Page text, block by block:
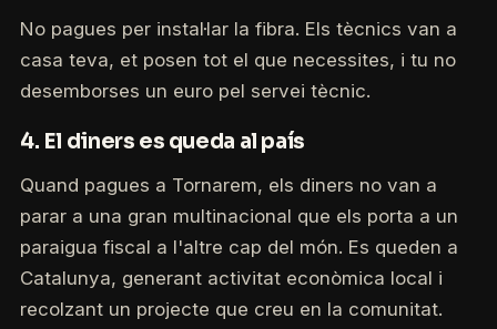
No pagues per instal·lar la fibra. Els tècnics van a
casa teva, et posen tot el que necessites, i tu no
desemborses un euro pel servei tècnic.
4. El diners es queda al país
Quand pagues a Tornarem, els diners no van a
parar a una gran multinacional que els porta a un
paraigua fiscal a l'altre cap del món. Es queden a
Catalunya, generant activitat econòmica local i
recolzant un projecte que creu en la comunitat.